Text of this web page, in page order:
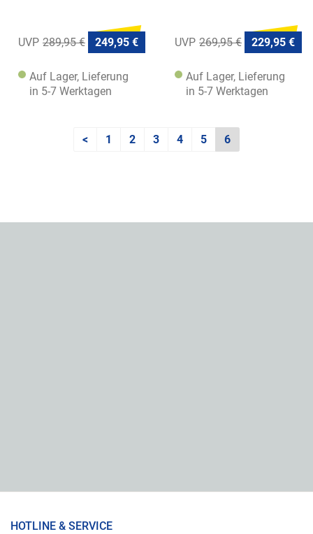
289,95 € 249,95 €
Auf Lager, Lieferung
in 5-7 Werktagen
269,95 € 229,95 €
Auf Lager, Lieferung
in 5-7 Werktagen
< 1 2 3 4 5 6
HOTLINE & SERVICE